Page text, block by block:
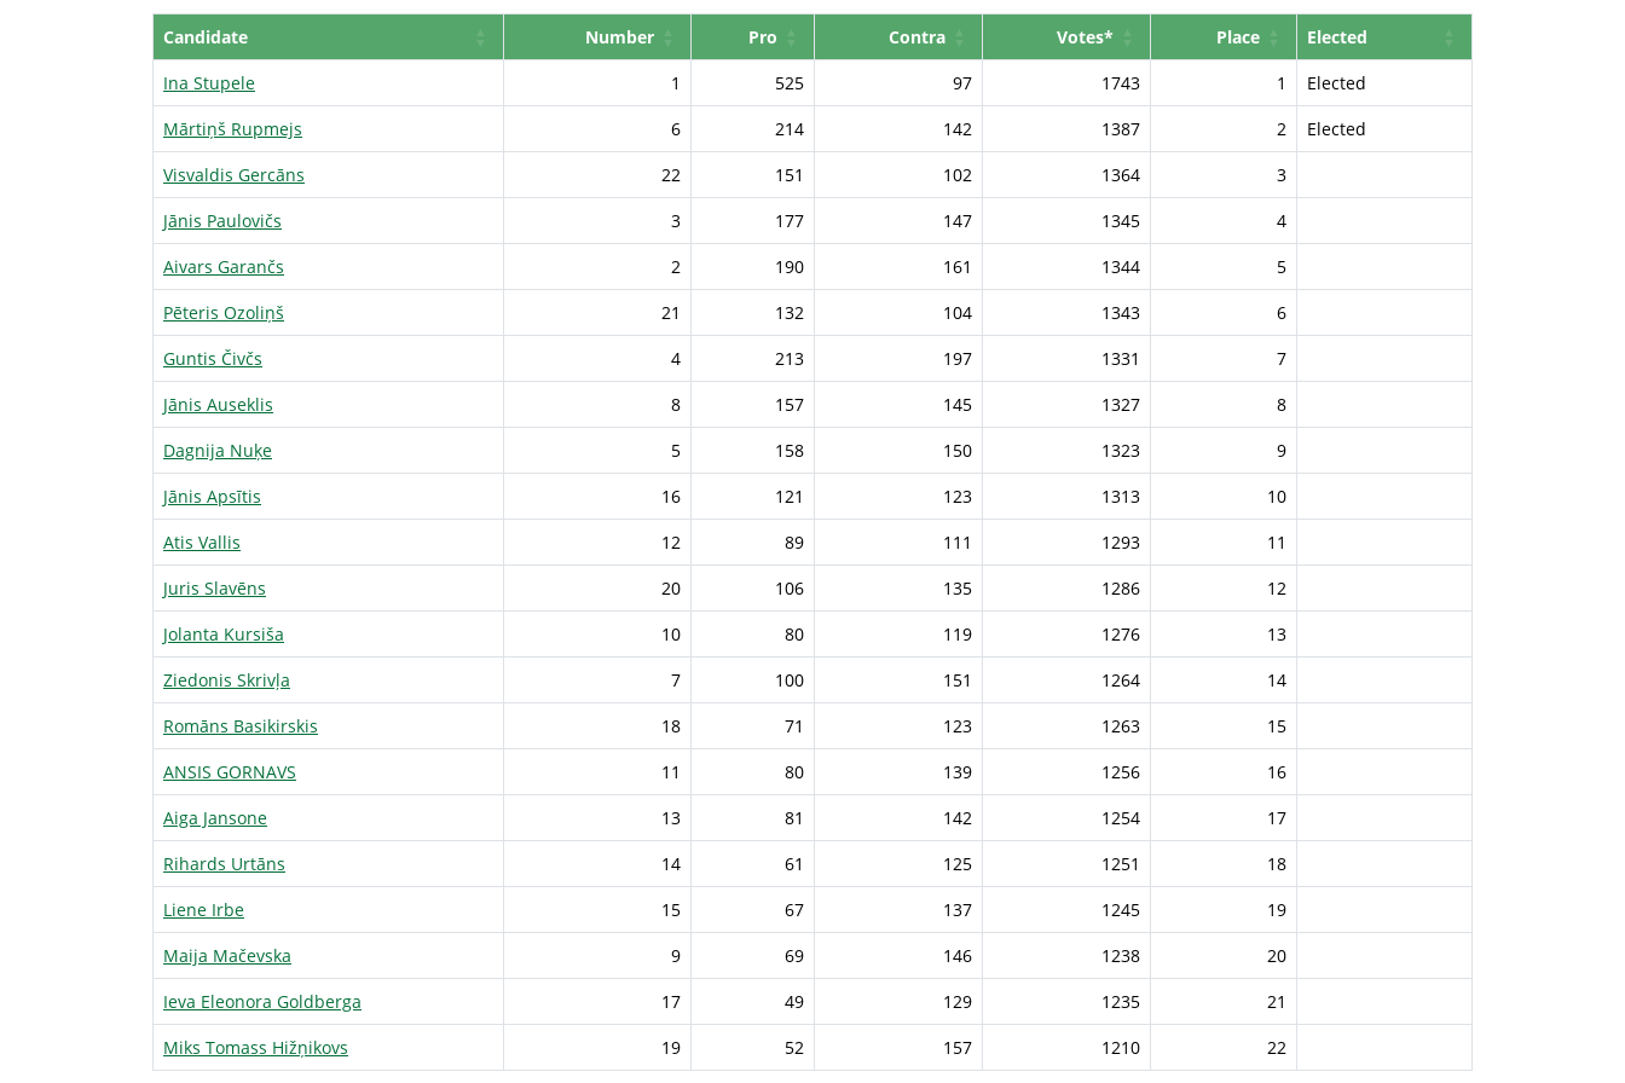
Candidate Number Pro Contra Votes* Place
Elected
Ina Stupele
1 525 97 1743 1
Elected
Mārtiņš Rupmejs
6 214 142 1387 2
Elected
Visvaldis Gercāns
22 151 102 1364
3
Jānis Paulovičs
3 177 147 1345
4
Aivars Garančs
2 190 161 1344
5
Pēteris Ozoliņš
21 132 104 1343
6
Guntis Čivčs
4 213 197 1331
7
Jānis Auseklis
8 157 145 1327
8
Dagnija Nuķe
5 158 150 1323
9
Jānis Apsītis
16 121 123 1313
10
Atis Vallis
12 89 111 1293
11
Juris Slavēns
20 106 135 1286
12
Jolanta Kursiša
10 80 119 1276
13
Ziedonis Skrivļa
7 100 151 1264
14
Romāns Basikirskis
18 71 123 1263
15
ANSIS GORNAVS
11 80 139 1256
16
Aiga Jansone
13 81 142 1254
17
Rihards Urtāns
14 61 125 1251
18
Liene Irbe
15 67 137 1245
19
Maija Mačevska
9 69 146 1238
20
Ieva Eleonora Goldberga
17 49 129 1235
21
Miks Tomass Hižņikovs
19 52 157 1210
22